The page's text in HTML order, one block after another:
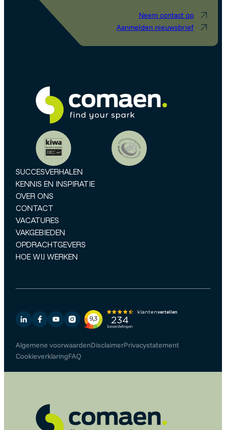
Neem contact op
Aanmelden nieuwsbrief
SUCCESVERHALEN
KENNIS EN INSPIRATIE
OVER ONS
CONTACT
VACATURES
VAKGEBIEDEN
OPDRACHTGEVERS
HOE WIJ WERKEN
Algemene voorwaardenDisclaimerPrivacystatement
CookieverklaringFAQ